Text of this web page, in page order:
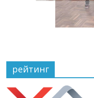
рейтинг